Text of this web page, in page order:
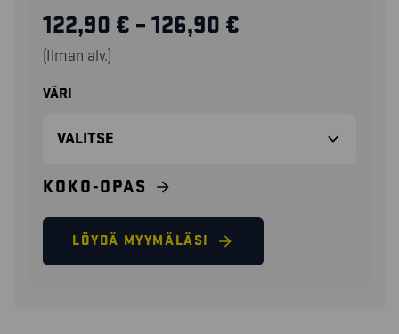
122,90 € – 126,90 €
(Ilman alv.)
VÄRI
KOKO-OPAS
LÖYDÄ MYYMÄLÄSI